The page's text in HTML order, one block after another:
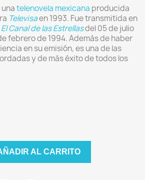
telenovela mexicana producida
Televisaen 1993. Fue transmitida en
El Canal de las Estrellasdel 05 de julio
febrero de 1994. Además de haber
en su emisión, es una de las
y de más éxito de todos los
AL CARRITO